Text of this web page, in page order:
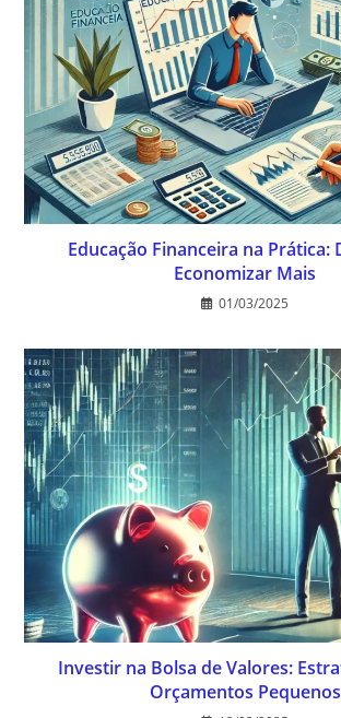
Educação Financeira na Prática:
Economizar Mais
01/03/2025
Investir na Bolsa de Valores:
Orçamentos Pequenos